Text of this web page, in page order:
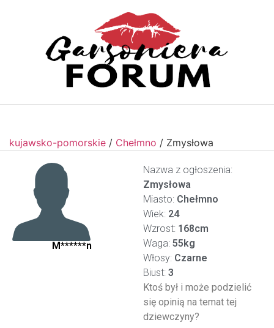
kujawsko-pomorskie / Chełmno / Zmysłowa
M******n
Nazwa z ogłoszenia:
Zmysłowa
Miasto: Chełmno
Wiek: 24
Wzrost: 168cm
Waga: 55kg
Włosy: Czarne
Biust: 3
Ktoś był i może podzielić
się opinią na temat tej
dziewczyny?